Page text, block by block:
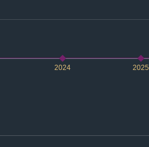
2024 2025